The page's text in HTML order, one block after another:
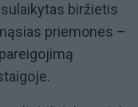
biržietis
priemones –